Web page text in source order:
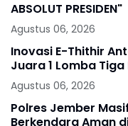
ABSOLUT PRESIDEN"
Agustus 06, 2026
Inovasi E-Thithir
Juara 1 Lomba
Agustus 06, 2026
Polres Jember
Berkendara Aman